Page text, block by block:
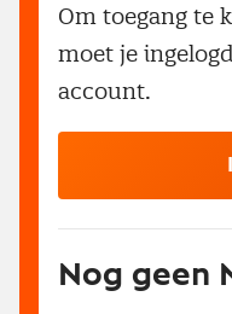
Om toegang te
moet je
account.
Nog geen